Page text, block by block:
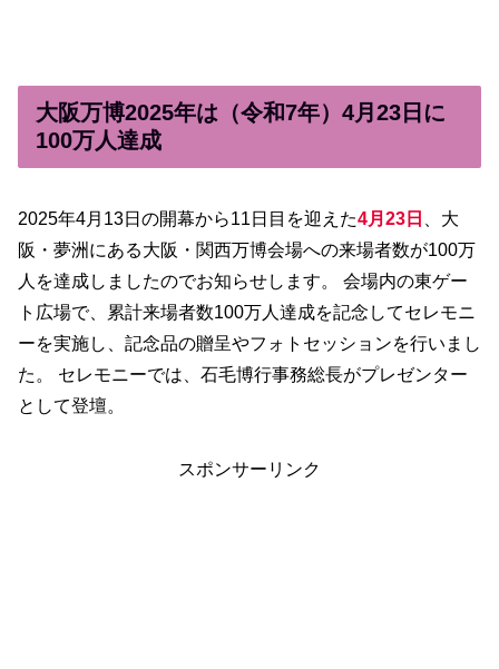
大阪万博2025年は（令和7年）4月23日に
100万人達成
2025年4月13日の開幕から11日目を迎えた4月23日
、大
阪・夢洲にある大阪・関西万博会場への来場者数が100万
人を達成しましたのでお知らせします。 会場内の東ゲー
ト広場で、累計来場者数100万人達成を記念してセレモニ
ーを実施し、記念品の贈呈やフォトセッションを行いまし
た。 セレモニーでは、石毛博行事務総長がプレゼンター
として登壇。
スポンサーリンク